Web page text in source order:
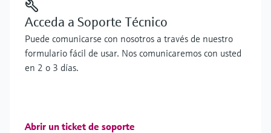
Acceda a Soporte Técnico
Puede comunicarse con nosotros a través de nuestro
formulario fácil de usar. Nos comunicaremos con usted
en 2 o 3 días.
Abrir un ticket de soporte